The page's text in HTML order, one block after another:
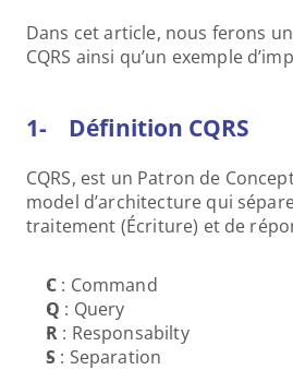
Dans cet article, nous ferons
CQRS ainsi qu’un exemple
1-    Définition CQRS
CQRS, est un Patron de
model d’architecture qui
traitement (Écriture) et de
C : Command
Q : Query
R : Responsabilty
S : Separation